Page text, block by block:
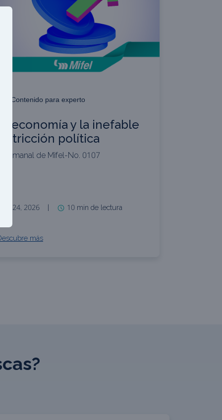
Contenido para experto
economía y la inefable
política
Semanal de Mifel-No. 0107
24, 2026 | 10 min de lectura
más